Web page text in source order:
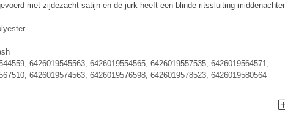
met zijdezacht satijn en de jurk heeft een blinde ritssluiting
6426019545563, 6426019554565, 6426019557535, 6426019564571,
6426019574563, 6426019576598, 6426019578523, 6426019580564